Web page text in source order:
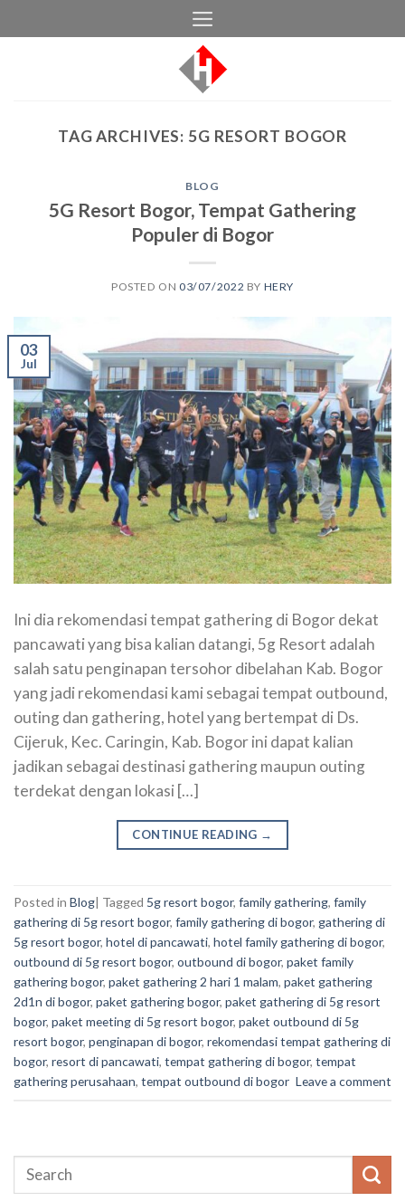
to
TAG ARCHIVES: 5G RESORT BOGOR
BLOG
5G Resort Bogor, Tempat Gathering
Populer di Bogor
POSTED ON03/07/2022 BY HERY
03
Jul
Ini dia rekomendasi tempat gathering di Bogor dekat
pancawati yang bisa kalian datangi, 5g Resort adalah
salah satu penginapan tersohor dibelahan Kab. Bogor
yang jadi rekomendasi kami sebagai tempat outbound,
outing dan gathering, hotel yang bertempat di Ds.
Cijeruk, Kec. Caringin, Kab. Bogor ini dapat kalian
jadikan sebagai destinasi gathering maupun outing
terdekat dengan lokasi […]
CONTINUE READING →
Posted in Blog| Tagged 5g resort bogor, family gathering, family
gathering di 5g resort bogor, family gathering di bogor, gathering di
5g resort bogor, hotel di pancawati, hotel family gathering di bogor,
outbound di 5g resort bogor, outbound di bogor, paket family
gathering bogor, paket gathering 2 hari 1 malam, paket gathering
2d1n di bogor, paket gathering bogor, paket gathering di 5g resort
bogor, paket meeting di 5g resort bogor, paket outbound di 5g
resort bogor, penginapan di bogor, rekomendasi tempat gathering di
bogor, resort di pancawati, tempat gathering di bogor, tempat
gathering perusahaan, tempat outbound di bogor Leave a comment